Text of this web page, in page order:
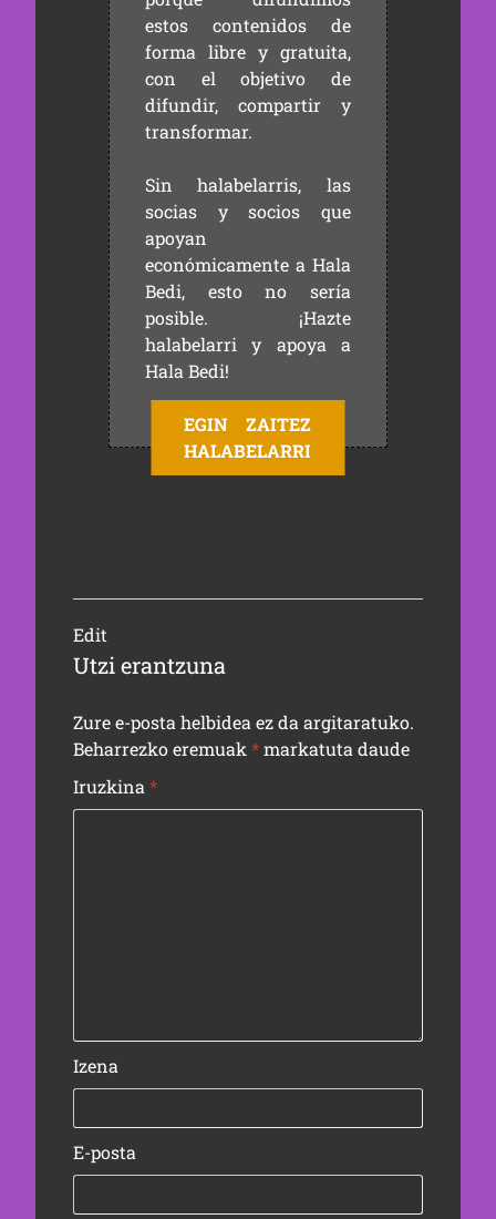
estos contenidos de
forma libre y gratuita,
con el objetivo de
difundir, compartir y
transformar.
Sin halabelarris, las
socias y socios que
apoyan
económicamente a Hala
Bedi, esto no sería
posible. ¡Hazte
halabelarri y apoya a
Hala Bedi!
EGIN ZAITEZ
HALABELARRI
Edit
Utzi erantzuna
Zure e-posta helbidea ez da argitaratuko.
Beharrezko eremuak *markatuta daude
Iruzkina *
Izena
E-posta